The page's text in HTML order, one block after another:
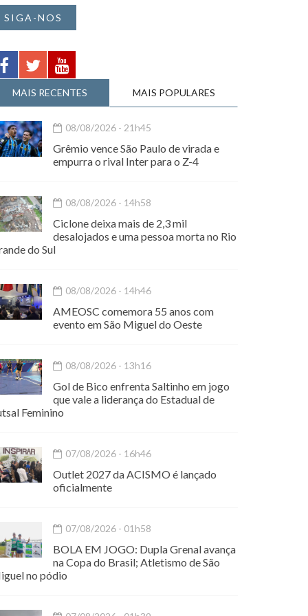
SIGA-NOS
MAIS RECENTES MAIS POPULARES
08/08/2026 - 21h45
Grêmio vence São Paulo de virada e
empurra o rival Inter para o Z-4
08/08/2026 - 14h58
Ciclone deixa mais de 2,3 mil
desalojados e uma pessoa morta no Rio
do Sul
08/08/2026 - 14h46
AMEOSC comemora 55 anos com
evento em São Miguel do Oeste
08/08/2026 - 13h16
Gol de Bico enfrenta Saltinho em jogo
que vale a liderança do Estadual de
Feminino
07/08/2026 - 16h46
Outlet 2027 da ACISMO é lançado
oficialmente
07/08/2026 - 01h58
BOLA EM JOGO: Dupla Grenal avança
na Copa do Brasil; Atletismo de São
no pódio